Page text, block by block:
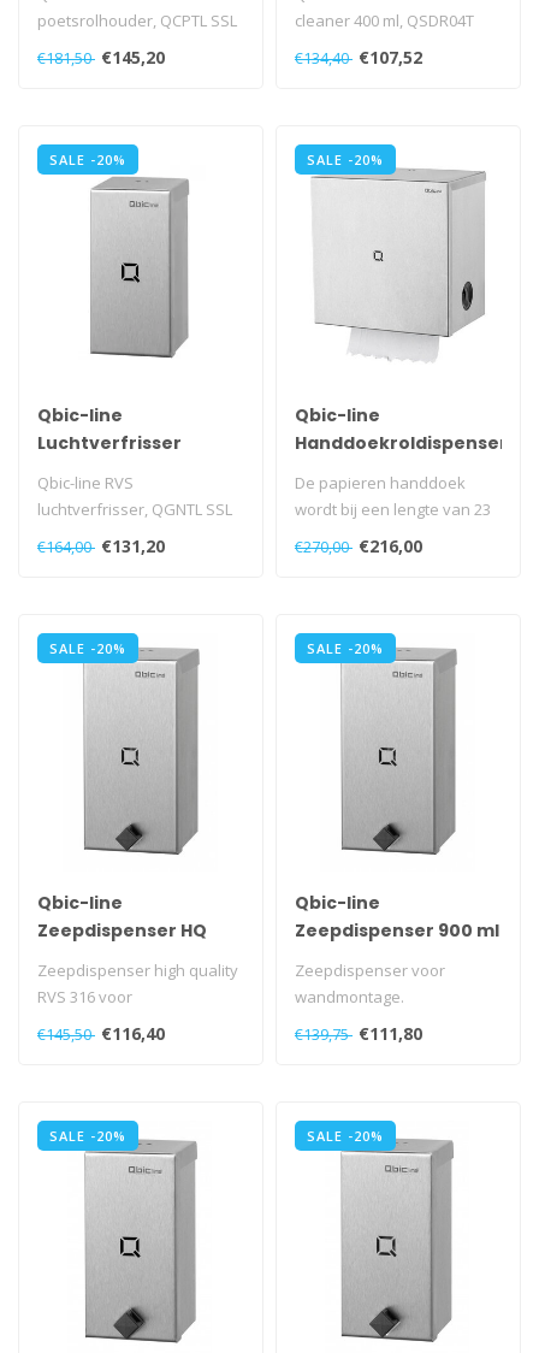
poetsrolhouder, QCPTL SSL
€181,50 €145,20
cleaner 400 ml, QSDR04T
€134,40 €107,52
SALE -20%
Qbic-line
Luchtverfrisser
Qbic-line RVS
luchtverfrisser, QGNTL SSL
€164,00 €131,20
SALE -20%
Qbic-line
Handdoekroldispenser
De papieren handdoek
wordt bij een lengte van 23
cm afgesneden.
€270,00 €216,00
SALE -20%
Qbic-line
Zeepdispenser HQ
900 ml navulbaar
Zeepdispenser high quality
RVS 316 voor
wandmontage.
Met veerslot, die geopend ..
€145,50 €116,40
SALE -20%
Qbic-line
Zeepdispenser 900 ml
navulbaar
Zeepdispenser voor
wandmontage.
Met uitgesneden Q aan de
voorzijde.
€139,75 €111,80
SALE -20% SALE -20%